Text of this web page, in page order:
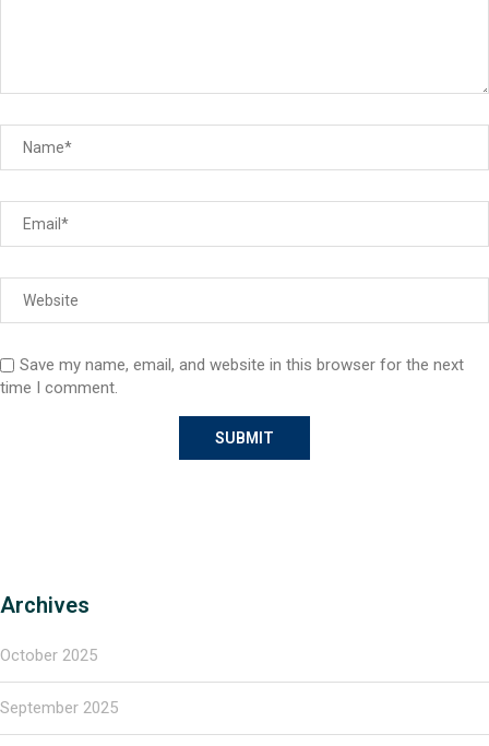
Save my name, email, and website in this browser for the next
time I comment.
Archives
October 2025
September 2025